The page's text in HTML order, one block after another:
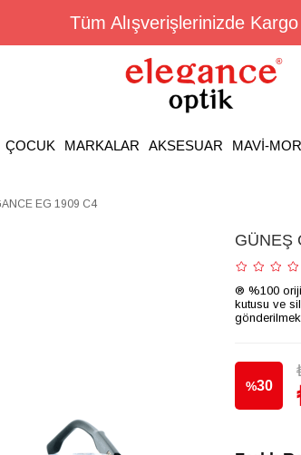
Tüm Alışverişlerinizde
ÇOCUK MARKALAR AKSESUAR MAVİ-
EG 1909 C4
GÜNEŞ
® %100
kutusu ve
%30